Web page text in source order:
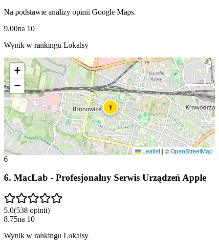
Na podstawie analizy opinii Google Maps.
9.00na 10
Wynik w rankingu Lokalsy
1
+
−
Leaflet | ©OpenStreetMap
6
6. MacLab - Profesjonalny Serwis Urządzeń Apple
5.0(538 opinii)
8.75na 10
Wynik w rankingu Lokalsy